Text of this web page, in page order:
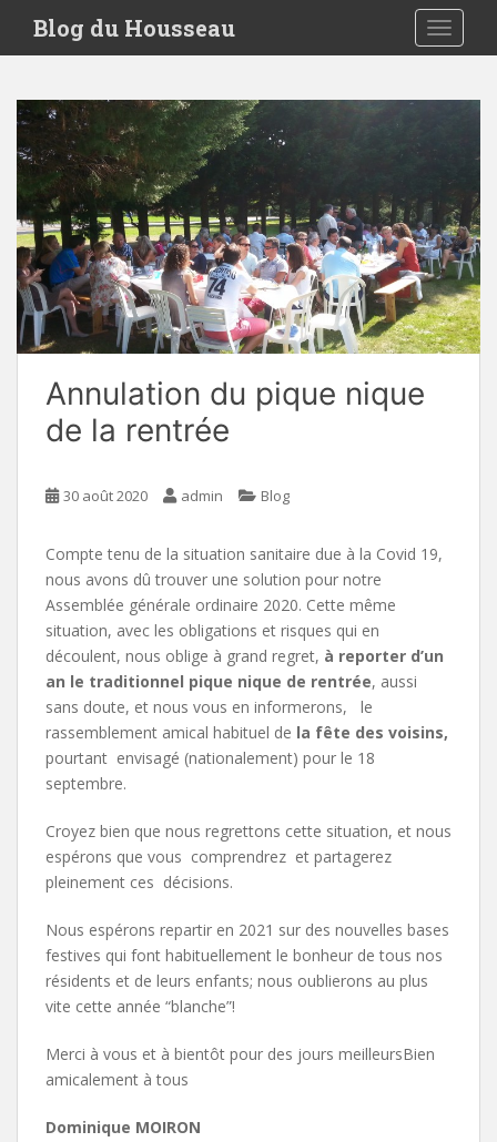
i
Blog du Housseau
Annulation du pique nique
de la rentrée
30 août 2020 admin Blog
Compte tenu de la situation sanitaire due à la Covid 19,
nous avons dû trouver une solution pour notre
Assemblée générale ordinaire 2020. Cette même
situation, avec les obligations et risques qui en
découlent, nous oblige à grand regret, à reporter d’un
an le traditionnel pique nique de rentrée, aussi
sans doute, et nous vous en informerons, le
rassemblement amical habituel de la fête des voisins,
pourtant envisagé (nationalement) pour le 18
septembre.
Croyez bien que nous regrettons cette situation, et nous
espérons que vous comprendrez et partagerez
pleinement ces décisions.
Nous espérons repartir en 2021 sur des nouvelles bases
festives qui font habituellement le bonheur de tous nos
résidents et de leurs enfants; nous oublierons au plus
vite cette année “blanche”!
Merci à vous et à bientôt pour des jours meilleursBien
amicalement à tous
Dominique MOIRON